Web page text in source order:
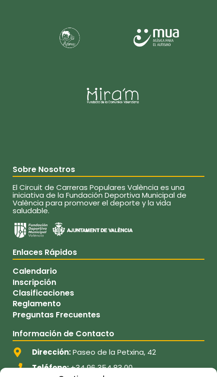
Sobre Nosotros
El Circuit de Carreras Populares València es una
iniciativa de la Fundación Deportiva Municipal de
València para promover el deporte y la vida
saludable.
Enlaces Rápidos
Calendario
Inscripción
Clasificaciones
Reglamento
Preguntas Frecuentes
Información de Contacto
Dirección:Paseo de la Petxina, 42
Teléfono:+34 96 354 83 00